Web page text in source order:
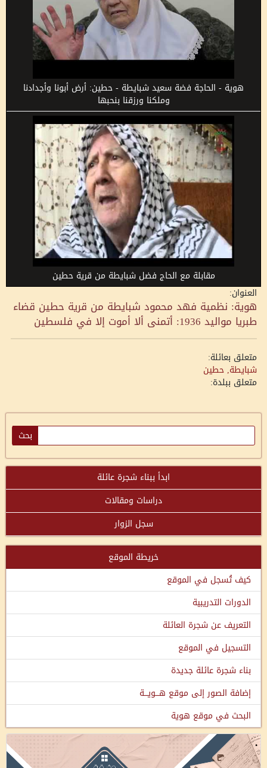
هوية - الحاجة فضة سعيد شبايطة - حطين: أرض أبونا وأجدادنا
وملكنا ورزقنا بنحبها
مقابلة مع الحاج فضل شبايطة من قرية حطين
العنوان:
هوية: نظمية فهد محمود شبايطة من قرية حطين قضاء
طبريا مواليد 1936: أتمنى ألا أموت إلا في فلسطين
متعلق بعائلة:
شبايطة, حطين
متعلق ببلدة:
ابدأ ببناء شجرة عائلة
دراسات ومقالات
سجل الزوار
خريطة الموقع
كيف تُسجل في الموقع
الدورات التدريبية
التعريف عن شجرة العائلة
التسجيل في الموقع
بناء شجرة عائلة جديدة
إضافة الصور إلى موقع هـــويـــة
البحث في موقع هوية